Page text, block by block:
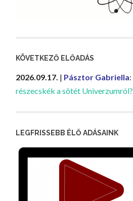
KÖVETKEZŐ ELŐADÁS
2026.09.17. | Pásztor Gabriella:
részecskék a sötét Univerzumról?
LEGFRISSEBB ÉLŐ ADÁSAINK